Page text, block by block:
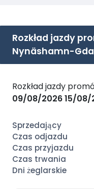
Rozkład jazdy
Nynäshamn-
Rozkład jazdy
09/08/202615/08/